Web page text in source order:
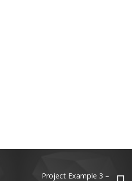
Project Example 3 –